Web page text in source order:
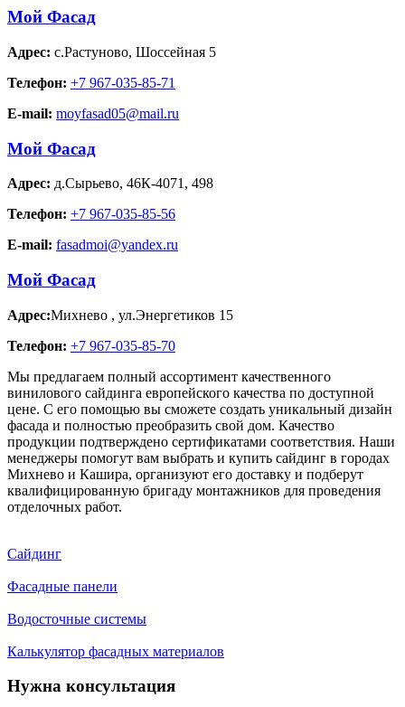
Мой Фасад
Адрес: с.Растуново, Шоссейная 5
Телефон: +7 967-035-85-71
E-mail: moyfasad05@mail.ru
Мой Фасад
Адрес: д.Сырьево, 46К-4071, 498
Телефон: +7 967-035-85-56
E-mail: fasadmoi@yandex.ru
Мой Фасад
Адрес:Михнево , ул.Энергетиков 15
Телефон: +7 967-035-85-70
Мы предлагаем полный ассортимент качественного
винилового сайдинга европейского качества по доступной
цене. С его помощью вы сможете создать уникальный дизайн
фасада и полностью преобразить свой дом. Качество
продукции подтверждено сертификатами соответствия. Наши
менеджеры помогут вам выбрать и купить сайдинг в городах
Михнево и Кашира, организуют его доставку и подберут
квалифицированную бригаду монтажников для проведения
отделочных работ.
Сайдинг
Фасадные панели
Водосточные системы
Калькулятор фасадных материалов
Нужна консультация